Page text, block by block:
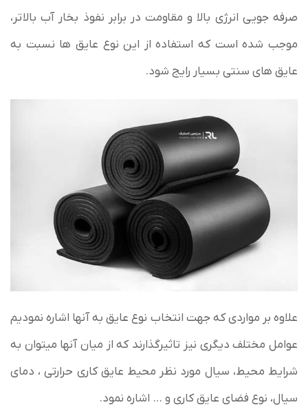
صرفه جویی انرژی بالا و مقاومت در برابر نفوذ بخار آب بالاتر،
موجب شده است که استفاده از این نوع عایق ها نسبت به
عایق های سنتی بسیار رایج شود.
علاوه بر مواردی که جهت انتخاب نوع عایق به آنها اشاره نمودیم
عوامل مختلف دیگری نیز تاثیرگذارند که از میان آنها میتوان به
شرایط محیط، سیال مورد نظر محیط عایق کاری حرارتی ، دمای
سیال، نوع فضای عایق کاری و … اشاره نمود.